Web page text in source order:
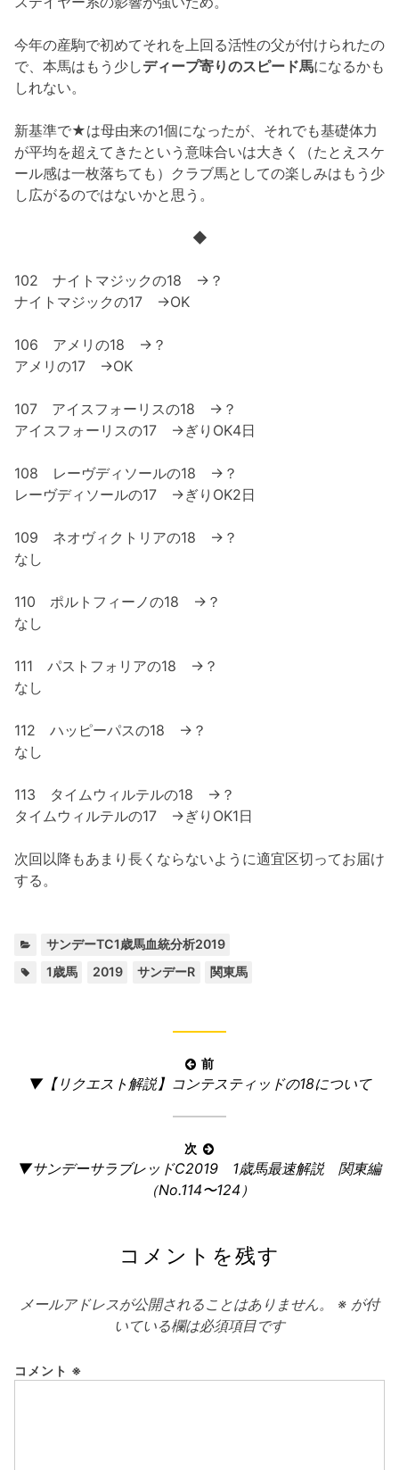
今年の産駒で初めてそれを上回る活性の父が付けられたの
で、本馬はもう少しディープ寄りのスピード馬になるかも
しれない。
新基準で★は母由来の1個になったが、それでも基礎体力
が平均を超えてきたという意味合いは大きく（たとえスケ
ール感は一枚落ちても）クラブ馬としての楽しみはもう少
し広がるのではないかと思う。
◆
102 ナイトマジックの18 →？
ナイトマジックの17 →OK
106 アメリの18 →？
アメリの17 →OK
107 アイスフォーリスの18 →？
アイスフォーリスの17 →ぎりOK4日
108 レーヴディソールの18 →？
レーヴディソールの17 →ぎりOK2日
109 ネオヴィクトリアの18 →？
なし
110 ポルトフィーノの18 →？
なし
111 パストフォリアの18 →？
なし
112 ハッピーパスの18 →？
なし
113 タイムウィルテルの18 →？
タイムウィルテルの17 →ぎりOK1日
次回以降もあまり長くならないように適宜区切ってお届け
する。
ゴ
サンデーTC1歳馬血統分析2019
1歳馬 2019 サンデーR 関東馬
稿
ゲ
前
前
▼【リクエスト解説】コンテスティッドの18について
次
次
▼サンデーサラブレッドC2019 1歳馬最速解説 関東編
（No.114〜124）
コメントを残す
メールアドレスが公開されることはありません。 ※ が付
いている欄は必須項目です
コメント ※